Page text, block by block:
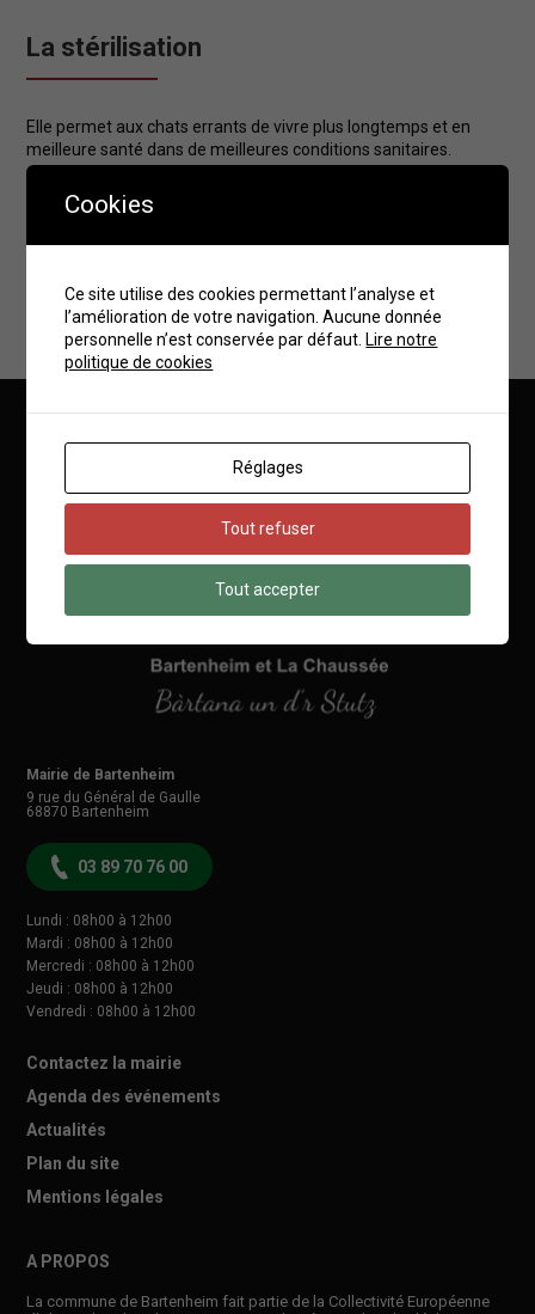
La stérilisation
Elle permet aux chats errants de vivre plus longtemps et en
meilleure santé dans de meilleures conditions sanitaires.
Elle évite les bagarres entre félins, ainsi que la transmission de
maladies. Les campagnes de stérilisation en plus du respect de
La maîtrise de la population féline est la meilleure solution et la
présence de chats permet également de lutter contre les souris
et les rats.
Mairie de Bartenheim
Mairie de Bartenheim
9 rue du Général de Gaulle
68870 Bartenheim
03 89 70 76 00
Lundi : 08h00 à 12h00
Mardi : 08h00 à 12h00
Mercredi : 08h00 à 12h00
Jeudi : 08h00 à 12h00
Vendredi : 08h00 à 12h00
Contactez la mairie
Agenda des événements
Actualités
Plan du site
Mentions légales
A PROPOS
La commune de Bartenheim fait partie de la Collectivité Européenne
Cookies
Ce site utilise des cookies permettant l’analyse et
l’amélioration de votre navigation. Aucune donnée
personnelle n’est conservée par défaut.Lire notre
politique de cookies
Réglages
Tout refuser
Tout accepter